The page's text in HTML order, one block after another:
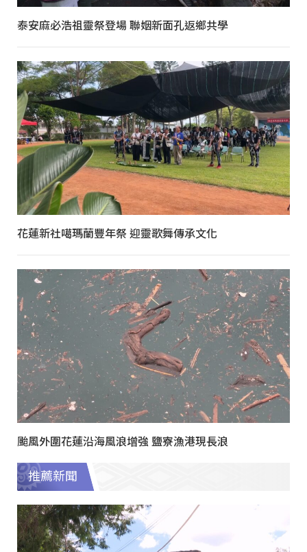
泰安麻必浩祖靈祭登場 聯姻新面孔返鄉共學
花蓮新社噶瑪蘭豐年祭 迎靈歌舞傳承文化
颱風外圍花蓮沿海風浪增強 鹽寮漁港現長浪
推薦新聞